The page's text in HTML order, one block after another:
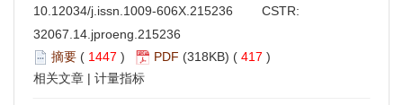
10.12034/j.issn.1009-606X.215236
CSTR:
32067.14.jproeng.215236
摘要 ( 1447 ) PDF (318KB) ( 417 )
相关文章 | 计量指标